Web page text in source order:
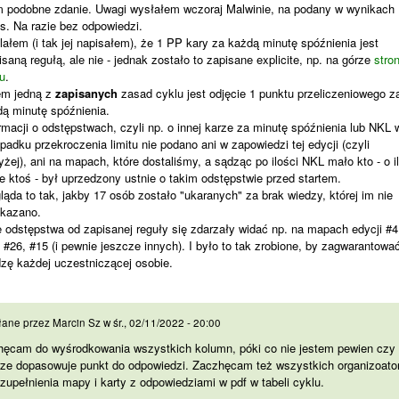
podobne zdanie. Uwagi wysłałem wczoraj Malwinie, na podany w wynikach
Na razie bez odpowiedzi.
(i tak jej napisałem), że 1 PP kary za każdą minutę spóźnienia jest
regułą, ale nie - jednak zostało to zapisane explicite, np. na górze
.
jedną zzapisanych zasad cyklu jest odjęcie 1 punktu przeliczeniowego
minutę spóźnienia.
o odstępstwach, czyli np. o innej karze za minutę spóźnienia lub NKL
przekroczenia limitu nie podano ani w zapowiedzi tej edycji (czyli
ani na mapach, które dostaliśmy, a sądząc po ilości NKL mało kto - o
ktoś - był uprzedzony ustnie o takim odstępstwie przed startem.
to tak, jakby 17 osób zostało "ukaranych" za brak wiedzy, której im nie
odstępstwa od zapisanej reguły się zdarzały widać np. na mapach edycji
#26, #15 (i pewnie jeszcze innych). I było to tak zrobione, by
każdej uczestniczącej osobie.
do wyśrodkowania
przezMarcin Szwśr., 02/11/2022 - 20:00
do wyśrodkowania wszystkich kolumn, póki co nie jestem pewien czy
dopasowuje punkt do odpowiedzi. Zaczhęcam też wszystkich
mapy i karty z odpowiedziami w pdf w tabeli cyklu.